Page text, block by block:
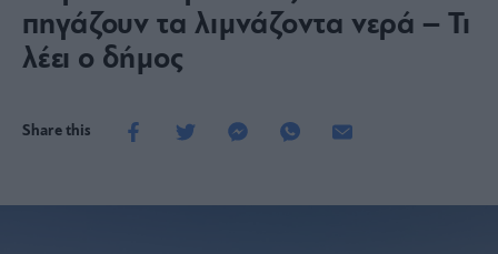
πηγάζουν τα λιμνάζοντα νερά – Τι
λέει ο δήμος
Share this